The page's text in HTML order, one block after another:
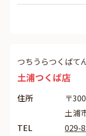
つちうらつくばて
土浦つくば店
住所
〒
土浦
TEL
029-